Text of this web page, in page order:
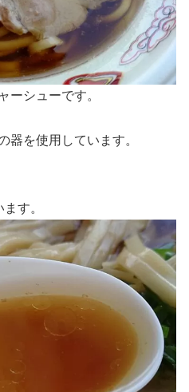
ーシューです。
器を使用しています。
す。